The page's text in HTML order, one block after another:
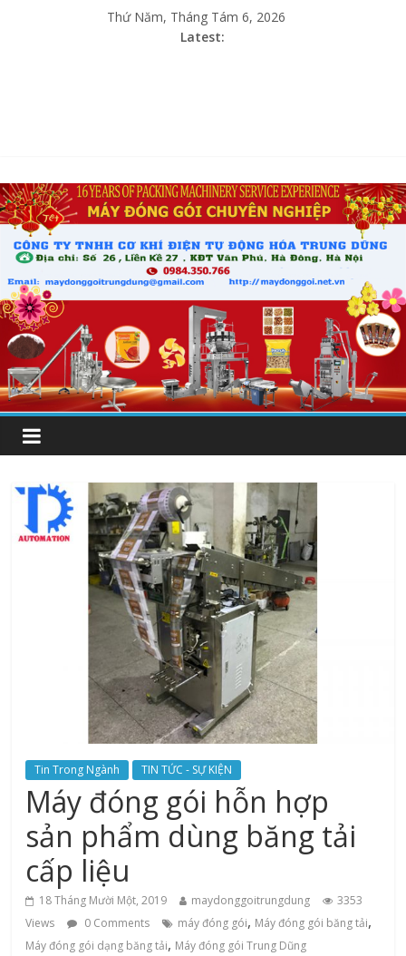
Thứ Năm, Tháng Tám 6, 2026
Latest:
Tin Trong Ngành TIN TỨC - SỰ KIỆN
Máy đóng gói hỗn hợp
sản phẩm dùng băng tải
cấp liệu
18 Tháng Mười Một, 2019 maydonggoitrungdung
3353
Views
0 Comments máy đóng gói, Máy đóng gói băng tải,
Máy đóng gói dạng băng tải, Máy đóng gói Trung Dũng